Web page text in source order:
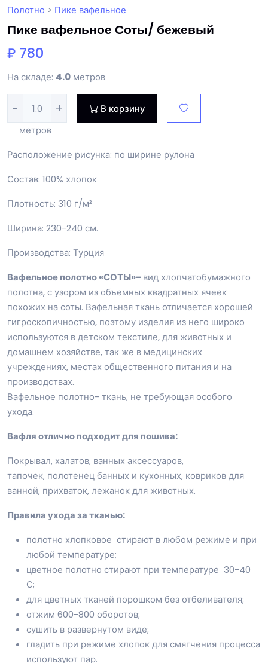
Полотно > Пике вафельное
Пике вафельное Соты/ бежевый
₽ 780
На складе: 4.0 метров
- +
В корзину
метров
Расположение рисунка: по ширине рулона
Состав: 100% хлопок
Плотность: 310 г/м²
Ширина: 230-240 см.
Производства: Турция
Вафельное полотно «СОТЫ»- вид хлопчатобумажного
полотна, с узором из объемных квадратных ячеек
похожих на соты. Вафельная ткань отличается хорошей
гигроскопичностью, поэтому изделия из него широко
используются в детском текстиле, для животных и
домашнем хозяйстве, так же в медицинских
учреждениях, местах общественного питания и на
производствах.
Вафельное полотно- ткань, не требующая особого
ухода.
Вафля отлично подходит для пошива:
Покрывал, халатов, ванных аксессуаров,
тапочек, полотенец банных и кухонных, ковриков для
ванной, прихваток, лежанок для животных.
Правила ухода за тканью:
полотно хлопковое стирают в любом режиме и при
любой температуре;
цветное полотно стирают при температуре 30-40
С;
для цветных тканей порошком без отбеливателя;
отжим 600-800 оборотов;
сушить в развернутом виде;
гладить при режиме хлопок для смягчения процесса
используют пар.